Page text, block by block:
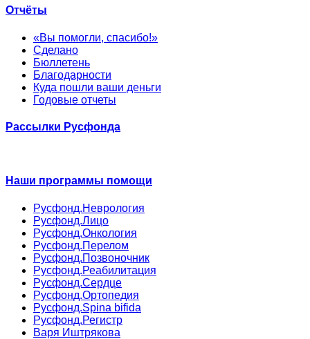
Отчёты
«Вы помогли, спасибо!»
Сделано
Бюллетень
Благодарности
Куда пошли ваши деньги
Годовые отчеты
Рассылки Русфонда
Наши программы помощи
Русфонд.Неврология
Русфонд.Лицо
Русфонд.Онкология
Русфонд.Перелом
Русфонд.Позвоночник
Русфонд.Реабилитация
Русфонд.Сердце
Русфонд.Ортопедия
Русфонд.Spina bifida
Русфонд.Регистр
Варя Иштрякова